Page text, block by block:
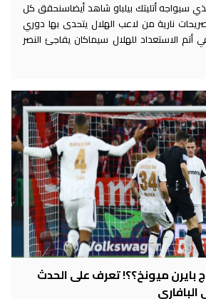
سيواجه أتليتك بيلباو شاهد أيضاسنحقق كل
نارية من لاعب الهلال يتحدى بها دوري
الاستعداد للهلال سيماكان يفاجئ النصر
بايرن ميونخ؟؟! تعرف على الحدث